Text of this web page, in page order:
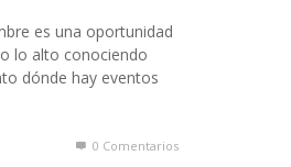
es una oportunidad
lo alto conociendo
dónde hay eventos
0 Comentarios